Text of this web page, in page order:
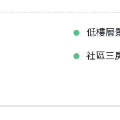
低樓層
社區三